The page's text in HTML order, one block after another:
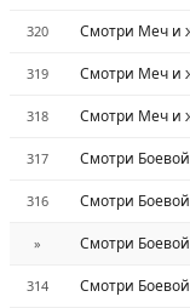
320 Смотри Меч и
319 Смотри Меч и
318 Смотри Меч и
317 Смотри
316 Смотри
» Смотри
314 Смотри